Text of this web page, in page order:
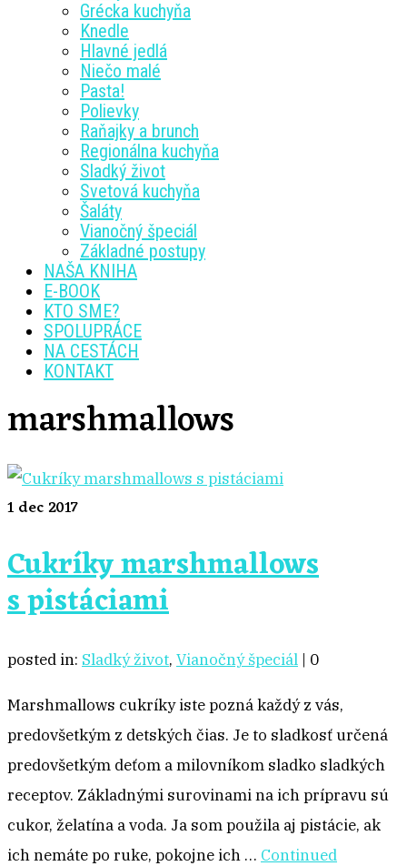
Grécka kuchyňa
Knedle
Hlavné jedlá
Niečo malé
Pasta!
Polievky
Raňajky a brunch
Regionálna kuchyňa
Sladký život
Svetová kuchyňa
Šaláty
Vianočný špeciál
Základné postupy
NAŠA KNIHA
E-BOOK
KTO SME?
SPOLUPRÁCE
NA CESTÁCH
KONTAKT
marshmallows
1 dec 2017
Cukríky marshmallows
s pistáciami
posted in: Sladký život, Vianočný špeciál | 0
Marshmallows cukríky iste pozná každý z vás,
predovšetkým z detských čias. Je to sladkosť určená
predovšetkým deťom a milovníkom sladko sladkých
receptov. Základnými surovinami na ich prípravu sú
cukor, želatína a voda. Ja som použila aj pistácie, ak
ich nemáte po ruke, pokojne ich … Continued